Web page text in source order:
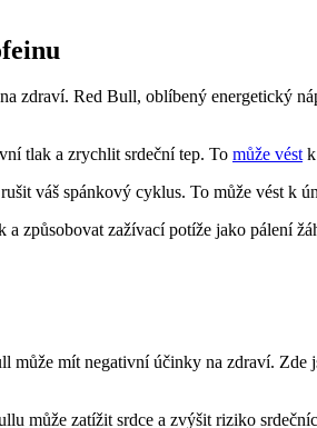
zdraví. Red Bull, oblíbený energetický
tlak a zrychlit srdeční tep. To může véstk
váš spánkový cyklus. To může vést k
způsobovat zažívací potíže jako pálení
může mít negativní účinky na zdraví.
může zatížit srdce a zvýšit riziko